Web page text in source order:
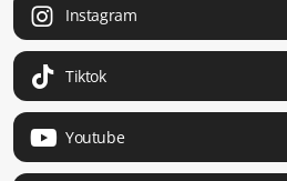
Instagram
Tiktok
Youtube